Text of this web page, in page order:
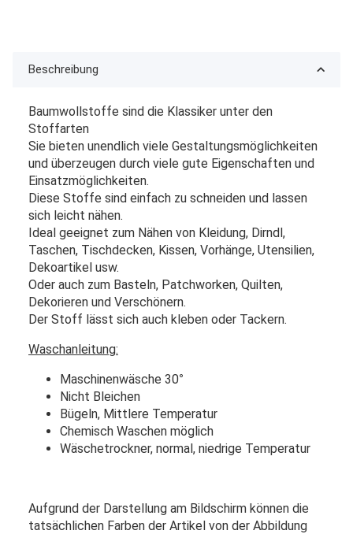
Beschreibung
Baumwollstoffe sind die Klassiker unter den
Stoffarten
Sie bieten unendlich viele Gestaltungsmöglichkeiten
und überzeugen durch viele gute Eigenschaften und
Einsatzmöglichkeiten.
Diese Stoffe sind einfach zu schneiden und lassen
sich leicht nähen.
Ideal geeignet zum Nähen von Kleidung, Dirndl,
Taschen, Tischdecken, Kissen, Vorhänge, Utensilien,
Dekoartikel usw.
Oder auch zum Basteln, Patchworken, Quilten,
Dekorieren und Verschönern.
Der Stoff lässt sich auch kleben oder Tackern.
Waschanleitung:
Maschinenwäsche 30°
Nicht Bleichen
Bügeln, Mittlere Temperatur
Chemisch Waschen möglich
Wäschetrockner, normal, niedrige Temperatur
Aufgrund der Darstellung am Bildschirm können die
tatsächlichen Farben der Artikel von der Abbildung